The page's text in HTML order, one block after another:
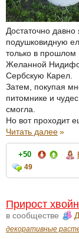
Достаточно
подушковидную
только в прошлом
Желанной
Сербскую Карел.
Затем, покупая
питомнике и
смогла.
Но вот проходит
Читать далее»
+50
49
Прирост
в сообществе
декоративные